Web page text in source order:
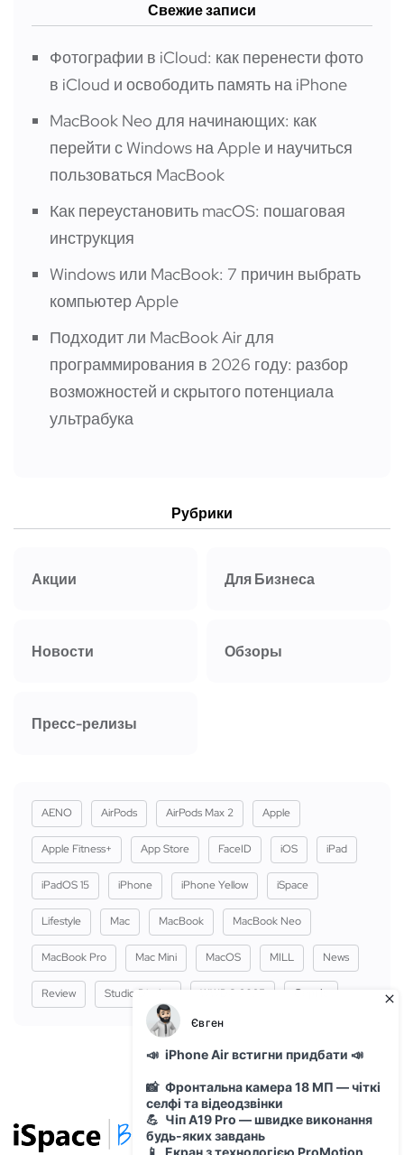
Свежие записи
Фотографии в iCloud: как перенести фото
в iCloud и освободить память на iPhone
MacBook Neo для начинающих: как
перейти с Windows на Apple и научиться
пользоваться MacBook
Как переустановить macOS: пошаговая
инструкция
Windows или MacBook: 7 причин выбрать
компьютер Apple
Подходит ли MacBook Air для
программирования в 2026 году: разбор
возможностей и скрытого потенциала
ультрабука
Рубрики
Акции Для Бизнеса
Новости Обзоры
Пресс-релизы
AENO AirPods AirPods Max 2 Apple
Apple Fitness+ App Store FaceID iOS iPad
iPadOS 15 iPhone iPhone Yellow iSpace
Lifestyle Mac MacBook MacBook Neo
MacBook Pro Mac Mini MacOS MILL News
Review Studio Display WWDC 2025 Сервіс